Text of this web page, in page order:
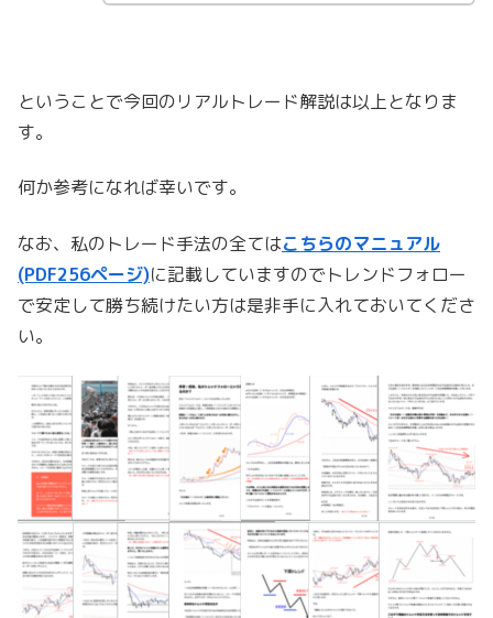
ということで今回のリアルトレード解説は以上となりま
す。
何か参考になれば幸いです。
なお、私のトレード手法の全てはこちらのマニュアル
(PDF256ページ)に記載していますのでトレンドフォロー
で安定して勝ち続けたい方は是非手に入れておいてくださ
い。